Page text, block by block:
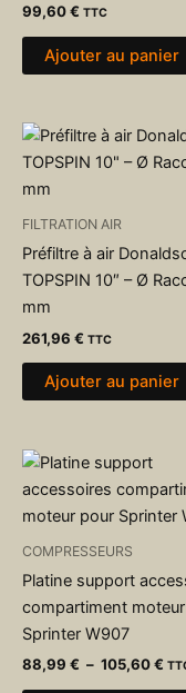
99,60€ TTC
Ajouter au panier
FILTRATION AIR
Préfiltre à air
TOPSPIN 10″ – Ø
mm
261,96 € TTC
Ajouter au panier
COMPRESSEURS
Platine support
compartiment
Sprinter W907
88,99 € – 105,60€